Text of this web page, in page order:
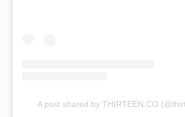
A post shared by THIRTEEN.CO